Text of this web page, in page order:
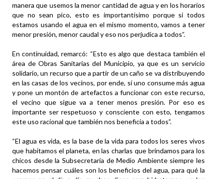
manera que usemos la menor cantidad de agua y en los horarios
que no sean pico, esto es importantísimo porque si todos
estamos usando el agua en el mismo momento, vamos a tener
menor presión, menor caudal y eso nos perjudica a todos”.
En continuidad, remarcó: “Esto es algo que destaca también el
área de Obras Sanitarias del Municipio, ya que es un servicio
solidario, un recurso que a partir de un caño se va distribuyendo
en las casas de los vecinos, por ende, si uno consume más agua
y pone un montón de artefactos a funcionar con este recurso,
el vecino que sigue va a tener menos presión. Por eso es
importante ser respetuoso y consciente con esto, tengamos
este uso racional que también nos beneficia a todos”.
“El agua es vida, es la base de la vida para todos los seres vivos
que habitamos el planeta, en las charlas que brindamos para los
chicos desde la Subsecretaría de Medio Ambiente siempre les
hacemos pensar cuáles son los beneficios del agua, para qué la